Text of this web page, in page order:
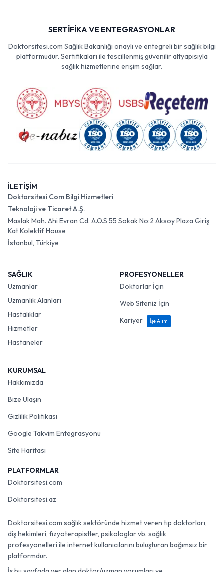
SERTİFİKA VE ENTEGRASYONLAR
Doktorsitesi.com Sağlık Bakanlığı onaylı ve entegreli bir sağlık bilgi
platformudur. Sertifikaları ile tescillenmiş güvenilir altyapısıyla
sağlık hizmetlerine erişim sağlar.
İLETİŞİM
Doktorsitesi Com Bilgi Hizmetleri
Teknoloji ve Ticaret A.Ş.
Maslak Mah. Ahi Evran Cd. A.O.S 55 Sokak No:2 Aksoy Plaza Giriş
Kat Kolektif House
İstanbul, Türkiye
SAĞLIK
Uzmanlar
Uzmanlık Alanları
Hastalıklar
Hizmetler
Hastaneler
PROFESYONELLER
Doktorlar İçin
Web Siteniz İçin
Kariyer
İşe Alım
KURUMSAL
Hakkımızda
Bize Ulaşın
Gizlilik Politikası
Google Takvim Entegrasyonu
Site Haritası
PLATFORMLAR
Doktorsitesi.com
Doktorsitesi.az
Doktorsitesi.com sağlık sektöründe hizmet veren tıp doktorları,
diş hekimleri, fizyoterapistler, psikologlar vb. sağlık
profesyonelleri ile internet kullanıcılarını buluşturan bağımsız bir
platformdur.